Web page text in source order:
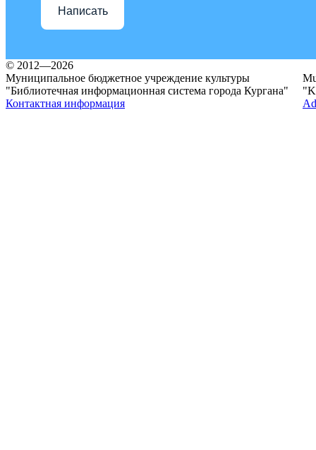
Написать
© 2012—2026
Муниципальное бюджетное учреждение культуры
"Библиотечная информационная система города Кургана"
Контактная информация